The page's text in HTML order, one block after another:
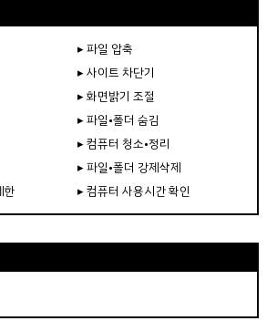
▸ 파일 압축
▸ 사이트 차단기
▸ 화면밝기 조절
▸ 파일•폴더 숨김
▸ 컴퓨터 청소•정리
▸ 파일•폴더 강제삭제
한
▸ 컴퓨터 사용시간 확인